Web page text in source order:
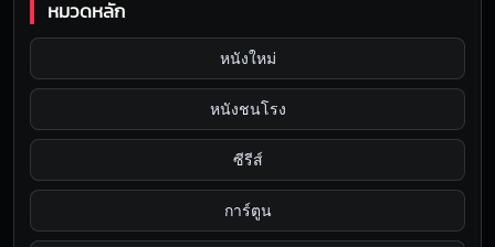
หมวดหลัก
หนังใหม่
หนังชนโรง
ซีรีส์
การ์ตูน